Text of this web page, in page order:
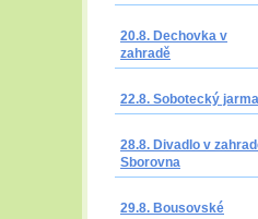
20.8. Dechovka v
zahradě
22.8. Sobotecký
28.8. Divadlo v
Sborovna
29.8. Bousovské